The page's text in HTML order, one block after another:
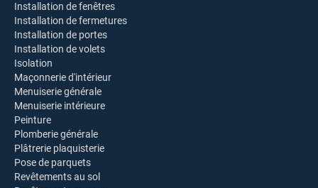
Installation de fenêtres
Installation de fermetures
Installation de portes
Installation de volets
Isolation
Maçonnerie d'intérieur
Menuiserie générale
Menuiserie intérieure
Peinture
Plomberie générale
Plâtrerie plaquisterie
Pose de parquets
Revêtements au sol